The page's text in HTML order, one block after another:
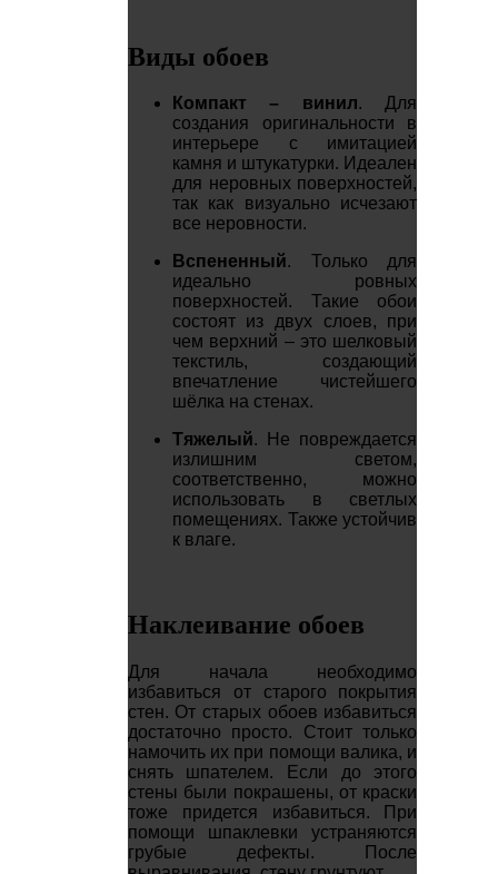
Виды обоев
Компакт – винил. Для
создания оригинальности в
интерьере с имитацией
камня и штукатурки. Идеален
для неровных поверхностей,
так как визуально исчезают
все неровности.
Вспененный. Только для
идеально ровных
поверхностей. Такие обои
состоят из двух слоев, при
чем верхний – это шелковый
текстиль, создающий
впечатление чистейшего
шёлка на стенах.
Тяжелый. Не повреждается
излишним светом,
соответственно, можно
использовать в светлых
помещениях. Также устойчив
к влаге.
Наклеивание обоев
Для начала необходимо
избавиться от старого покрытия
стен. От старых обоев избавиться
достаточно просто. Стоит только
намочить их при помощи валика, и
снять шпателем. Если до этого
стены были покрашены, от краски
тоже придется избавиться. При
помощи шпаклевки устраняются
грубые дефекты. После